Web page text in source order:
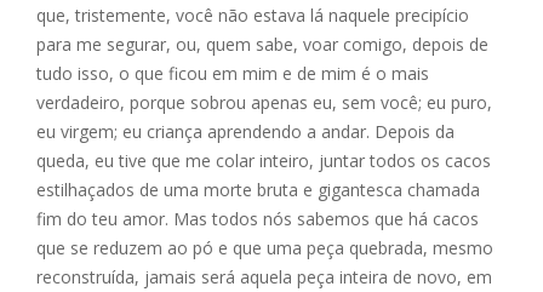
que, tristemente, você não estava lá naquele precipício
para me segurar, ou, quem sabe, voar comigo, depois de
tudo isso, o que ficou em mim e de mim é o mais
verdadeiro, porque sobrou apenas eu, sem você; eu puro,
eu virgem; eu criança aprendendo a andar. Depois da
queda, eu tive que me colar inteiro, juntar todos os cacos
estilhaçados de uma morte bruta e gigantesca chamada
fim do teu amor. Mas todos nós sabemos que há cacos
que se reduzem ao pó e que uma peça quebrada, mesmo
reconstruída, jamais será aquela peça inteira de novo, em